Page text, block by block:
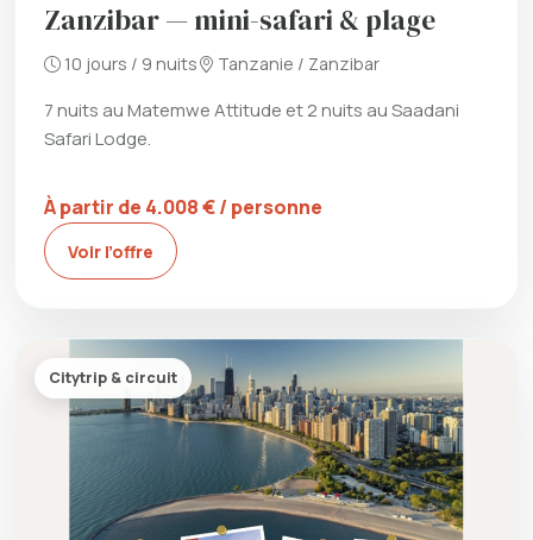
Zanzibar — mini-safari & plage
10 jours / 9 nuits Tanzanie / Zanzibar
7 nuits au Matemwe Attitude et 2 nuits au Saadani
Safari Lodge.
À partir de 4.008 € / personne
Voir l’offre
Citytrip & circuit